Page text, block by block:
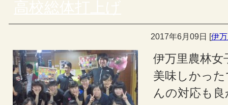
2017年6月09日 [伊
伊万里農林女
美味しかっ
んの対応も